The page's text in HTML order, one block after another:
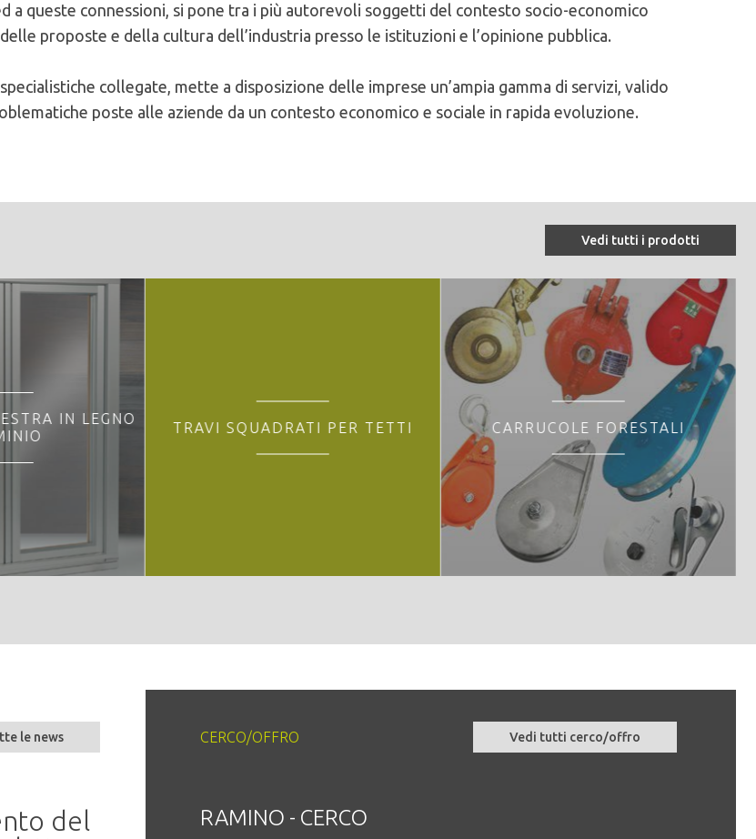
a queste connessioni, si pone tra i più autorevoli soggetti del contesto socio-economico
proposte e della cultura dell’industria presso le istituzioni e l’opinione pubblica.
collegate, mette a disposizione delle imprese un’ampia gamma di servizi, valido
poste alle aziende da un contesto economico e sociale in rapida evoluzione.
Vedi tutti i prodotti
IN LEGNO
TRAVI SQUADRATI PER TETTI CARRUCOLE FORESTALI
le news
del
Seminario “Parlare di boschi – dalla
CERCO/OFFRO Vedi tutti cerco/offro
RAMINO - CERCO